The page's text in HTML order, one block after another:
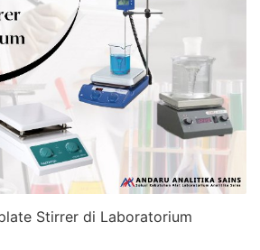
Stirrer di Laboratorium